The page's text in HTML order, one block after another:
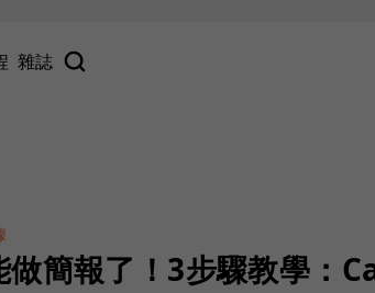
雜誌
簡報了！3步驟教學：